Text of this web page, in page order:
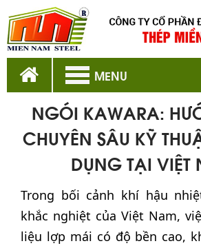
MENU
NGÓI KAWARA:
CHUYÊN SÂU KỸ
DỤNG TẠI VIỆT
Trong bối cảnh khí hậu
khắc nghiệt của Việt Nam,
liệu lợp mái có độ bền cao,